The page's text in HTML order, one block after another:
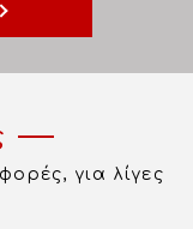
για λίγες